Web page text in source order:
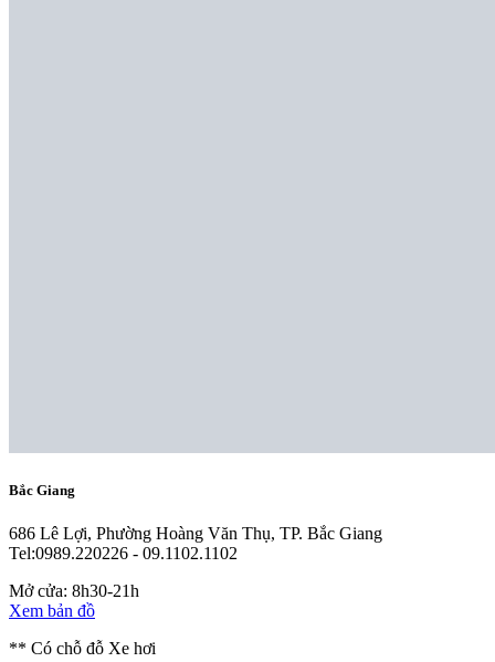
Bắc Giang
686 Lê Lợi, Phường Hoàng Văn Thụ, TP. Bắc Giang
Tel:0989.220226 - 09.1102.1102
Mở cửa: 8h30-21h
Xem bản đồ
** Có chỗ đỗ Xe hơi